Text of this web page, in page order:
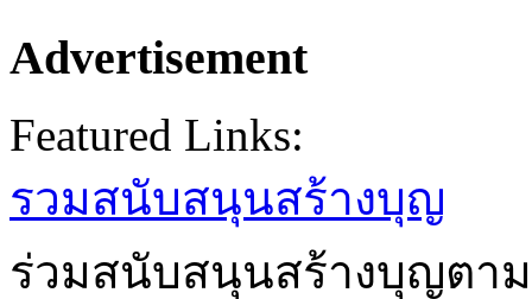
Advertisement
Featured Links:
รวมสนับสนุนสร้างบุญ
ร่วมสนับสนุนสร้างบุญตา